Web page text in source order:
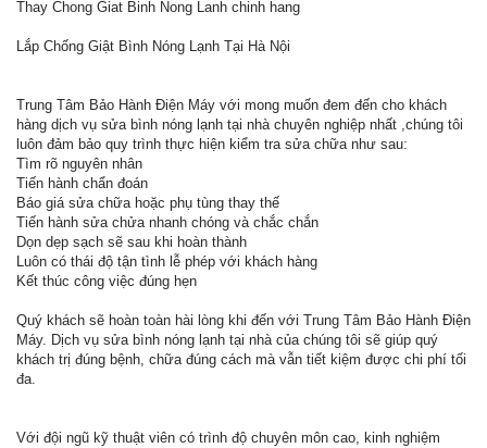
Thay Chong Giat Binh Nong Lanh chinh hang
Lắp Chống Giật Bình Nóng Lạnh Tại Hà Nội
Trung Tâm Bảo Hành Điện Máy với mong muốn đem đến cho khách
hàng dịch vụ sửa bình nóng lạnh tại nhà chuyên nghiệp nhất ,chúng tôi
luôn đảm bảo quy trình thực hiện kiểm tra sửa chữa như sau:
Tìm rõ nguyên nhân
Tiến hành chẩn đoán
Báo giá sửa chữa hoặc phụ tùng thay thế
Tiến hành sửa chửa nhanh chóng và chắc chắn
Dọn dẹp sạch sẽ sau khi hoàn thành
Luôn có thái độ tận tình lễ phép với khách hàng
Kết thúc công việc đúng hẹn
Quý khách sẽ hoàn toàn hài lòng khi đến với Trung Tâm Bảo Hành Điện
Máy. Dịch vụ sửa bình nóng lạnh tại nhà của chúng tôi sẽ giúp quý
khách trị đúng bệnh, chữa đúng cách mà vẫn tiết kiệm được chi phí tối
đa.
Với đội ngũ kỹ thuật viên có trình độ chuyên môn cao, kinh nghiệm